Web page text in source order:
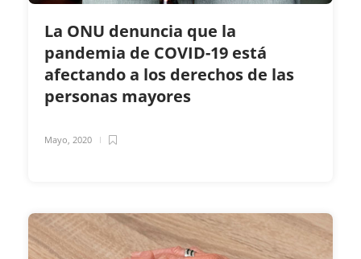
La ONU denuncia que la
pandemia de COVID-19 está
afectando a los derechos de las
personas mayores
Mayo, 2020